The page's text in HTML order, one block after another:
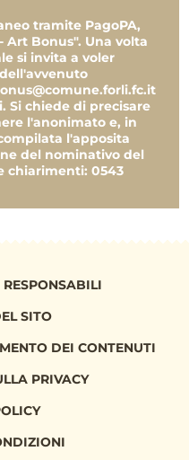
300.100,00 €
477.888,22 €
10.000,00 €
10.000,00 €
1.000,00 €
750,00 €
10.000,00 €
10.000,00 €
tramite PagoPA,
Art Bonus". Una volta
si invita a voler
Si chiede di precisare
l'anonimato e, in
l'apposita
del nominativo del
chiarimenti: 0543
SITO
DEI CONTENUTI
PRIVACY